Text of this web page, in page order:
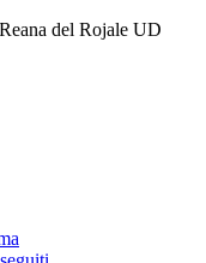
del Rojale UD